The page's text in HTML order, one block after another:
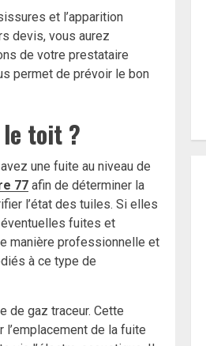
et l’apparition
devis, vous aurez
de votre prestataire
permet de prévoir le bon
le toit ?
une fuite au niveau de
77 afin de déterminer la
l’état des tuiles. Si elles
fuites et
manière professionnelle et
à ce type de
de gaz traceur. Cette
de la fuite